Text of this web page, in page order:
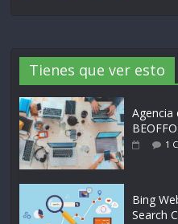
Tienes que ver esto
Agencia
1
Bing
Search